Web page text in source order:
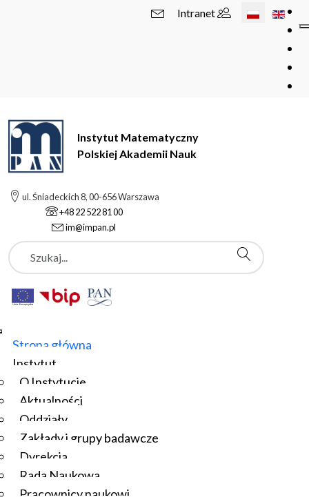
Wybierz swój
Intranet
Instytut Matematyczny
Polskiej Akademii Nauk
ul. Śniadeckich 8, 00-656 Warszawa
+48 22 522 81 00
im@impan.pl
Szukaj
Strona główna
Instytut
O Instytucie
Aktualności
Oddziały
Zakłady i grupy badawcze
Dyrekcja
Rada Naukowa
Pracownicy naukowi